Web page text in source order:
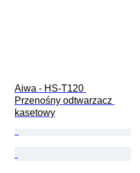
Aiwa - HS-T120
Przenośny odtwarzacz
kasetowy